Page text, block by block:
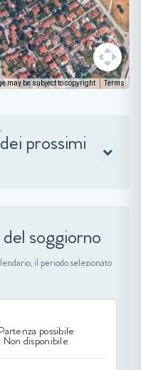
may be subject to copyright Terms
dei prossimi
soggiorno
il periodo selezionato
possibile
Non disponibile